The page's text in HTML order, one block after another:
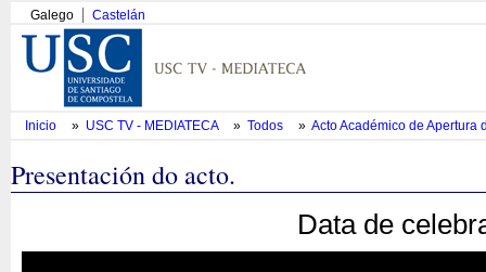
Galego Castelán
Inicio » USC TV - MEDIATECA » Todos » Acto Académico de Apertura
Presentación do acto.
Data de